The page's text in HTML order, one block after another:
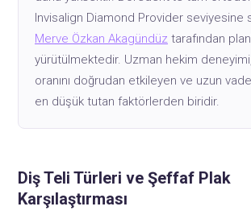
Invisalign Diamond Provider seviyesine
Merve Özkan Akagündüz tarafından
yürütülmektedir. Uzman hekim
oranını doğrudan etkileyen ve uzun
en düşük tutan faktörlerden biridir.
Diş Teli Türleri ve Şeffaf Plak
Karşılaştırması